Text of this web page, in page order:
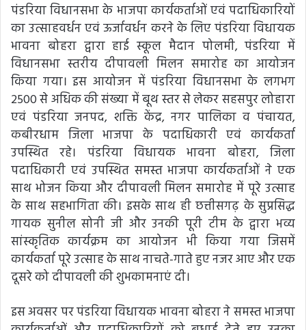
पंडरिया विधानसभा के भाजपा कार्यकर्ताओं एवं पदाधिकारियों
का उत्साहवर्धन एवं ऊर्जावर्धन करने के लिए पंडरिया विधायक
भावना बोहरा द्वारा हाई स्कूल मैदान पोलमी, पंडरिया में
विधानसभा स्तरीय दीपावली मिलन समारोह का आयोजन
किया गया। इस आयोजन में पंडरिया विधानसभा के लगभग
2500 से अधिक की संख्या में बूथ स्तर से लेकर सहसपुर लोहारा
एवं पंडरिया जनपद, शक्ति केंद्र, नगर पालिका व पंचायत,
कबीरधाम जिला भाजपा के पदाधिकारी एवं कार्यकर्ता
उपस्थित रहे। पंडरिया विधायक भावना बोहरा, जिला
पदाधिकारी एवं उपस्थित समस्त भाजपा कार्यकर्ताओं ने एक
साथ भोजन किया और दीपावली मिलन समारोह में पूरे उत्साह
के साथ सहभागिता की। इसके साथ ही छत्तीसगढ़ के सुप्रसिद्ध
गायक सुनील सोनी जी और उनकी पूरी टीम के द्वारा भव्य
सांस्कृतिक कार्यक्रम का आयोजन भी किया गया जिसमें
कार्यकर्ता पूरे उत्साह के साथ नाचते-गाते हुए नजर आए और एक
दूसरे को दीपावली की शुभकामनाएं दी।
इस अवसर पर पंडरिया विधायक भावना बोहरा ने समस्त भाजपा